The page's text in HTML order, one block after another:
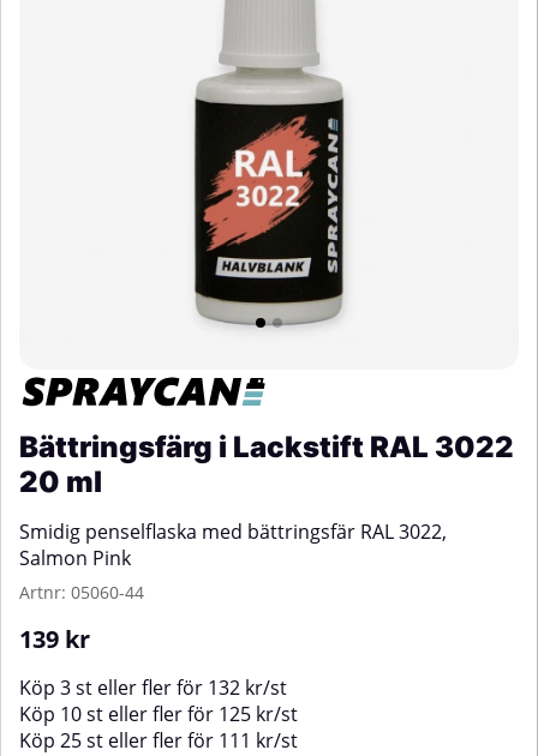
Bättringsfärg i Lackstift RAL 3022
20 ml
Smidig penselflaska med bättringsfär RAL 3022,
Salmon Pink
Artnr: 05060-44
139 kr
Köp 3 st eller fler för 132 kr/st
Köp 10 st eller fler för 125 kr/st
Köp 25 st eller fler för 111 kr/st